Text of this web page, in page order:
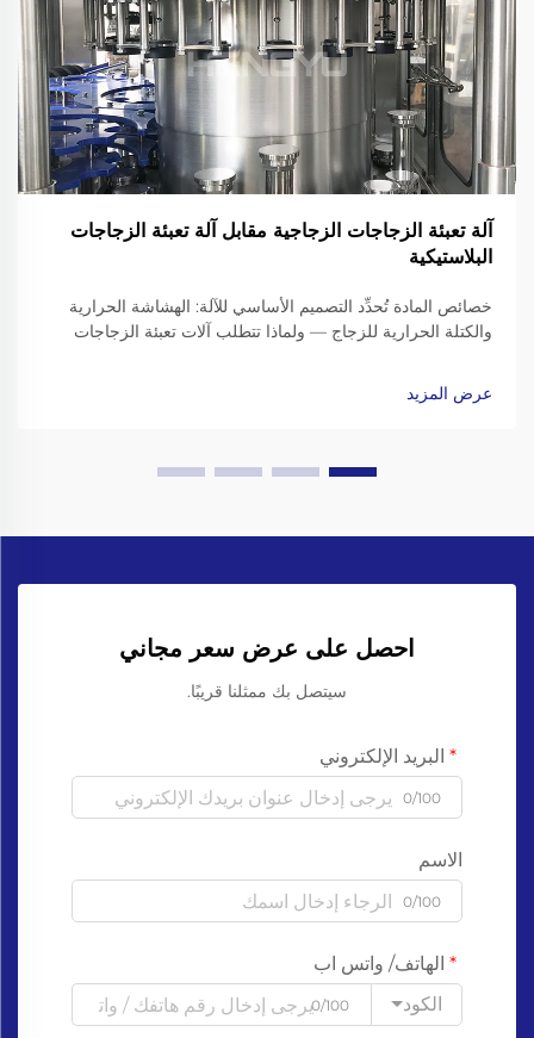
آلة تعبئة الزجاجات الزجاجية مقابل آلة تعبئة الزجاجات
البلاستيكية
خصائص المادة تُحدِّد التصميم الأساسي للآلة: الهشاشة الحرارية
والكتلة الحرارية للزجاج — ولماذا تتطلب آلات تعبئة الزجاجات
دقيقة لتثبيت أعناق الزجاجات. التعامل مع الزجاجات الزجاجية يعني
الذهاب إلى...
عرض المزيد
احصل على عرض سعر مجاني
سيتصل بك ممثلنا قريبًا.
البريد الإلكتروني
0/100
الاسم
0/100
الهاتف/ واتس اب
الكود
0/100